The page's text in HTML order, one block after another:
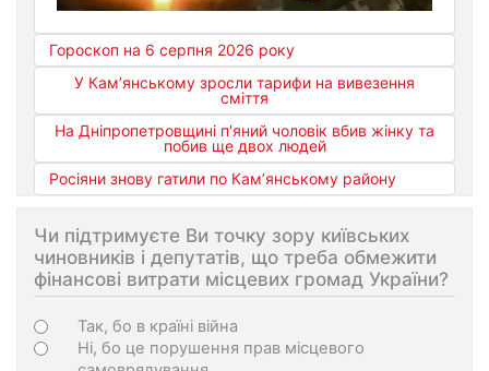
Гороскоп на 6 серпня 2026 року
У Кам’янському зросли тарифи на вивезення
сміття
На Дніпропетровщині п'яний чоловік вбив жінку та
побив ще двох людей
Росіяни знову гатили по Кам’янському району
Чи підтримуєте Ви точку зору київських
чиновників і депутатів, що треба обмежити
фінансові витрати місцевих громад України?
Варіанти
Так, бо в країні війна
Ні, бо це порушення прав місцевого